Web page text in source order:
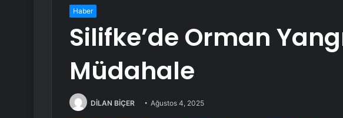
Haber
Silifke’de Orman
Müdahale
DİLAN BİÇER Ağustos 4, 2025